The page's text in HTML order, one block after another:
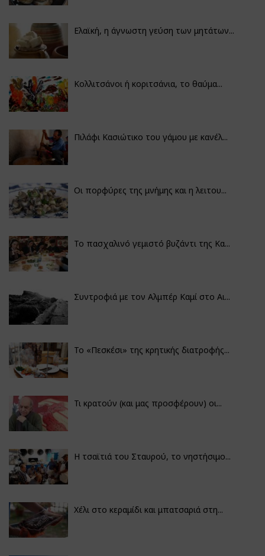
Ελαϊκή, η άγνωστη γεύση των μητάτων...
Κολλιτσάνοι ή κοριτσάνια, το θαύμα...
Πιλάφι Κασιώτικο του γάμου με κανέλ...
Οι πορφύρες της μνήμης και η λειτου...
Το πασχαλινό γεμιστό βυζάντι της Κα...
Συντροφιά με τον Αλμπέρ Καμί στο Αι...
Το «Πεσκέσι» της κρητικής διατροφής...
Τι κρατούν (και μας προσφέρουν) οι...
Η τσαϊτιά του Σταυρού, το νηστήσιμο...
Χέλι στο κεραμίδι και μπατσαριά στη...